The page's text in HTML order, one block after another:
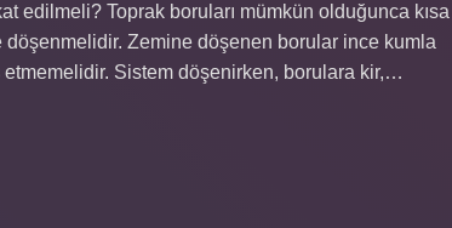
edilmeli? Toprak boruları mümkün olduğunca kısa
döşenmelidir. Zemine döşenen borular ince kumla
Sistem döşenirken, borulara kir,…